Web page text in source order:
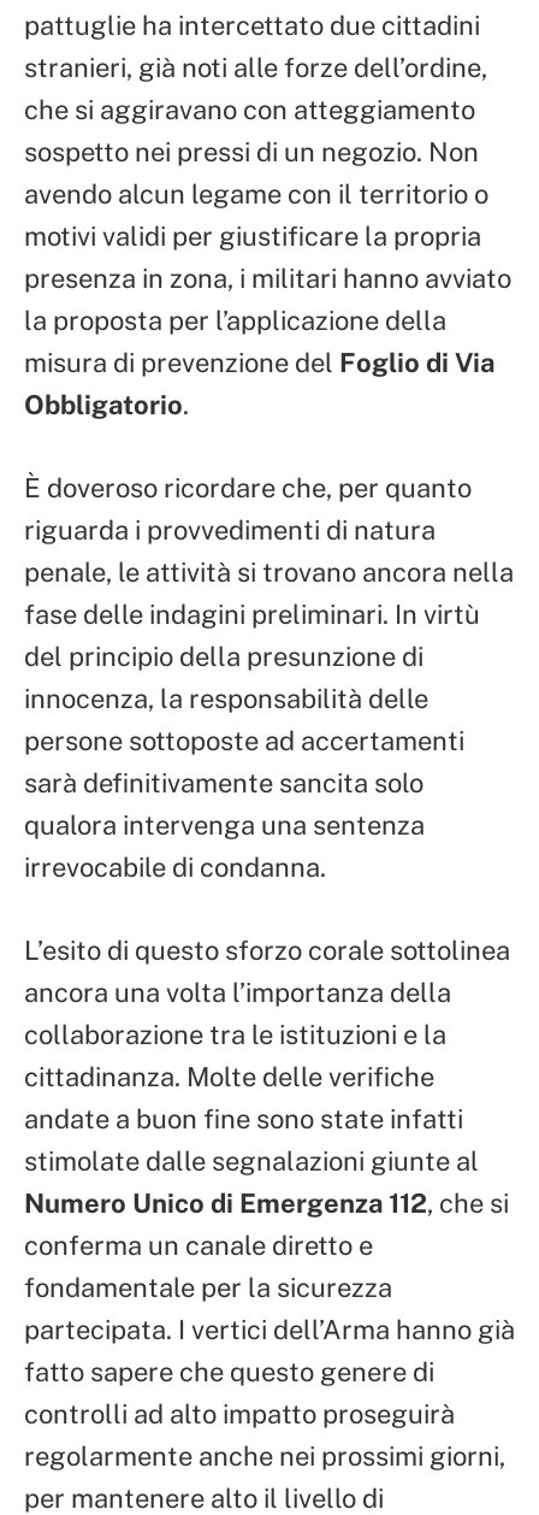
pattuglie ha intercettato due cittadini
stranieri, già noti alle forze dell’ordine,
che si aggiravano con atteggiamento
sospetto nei pressi di un negozio. Non
avendo alcun legame con il territorio o
motivi validi per giustificare la propria
presenza in zona, i militari hanno avviato
la proposta per l’applicazione della
misura di prevenzione del Foglio di Via
Obbligatorio.
È doveroso ricordare che, per quanto
riguarda i provvedimenti di natura
penale, le attività si trovano ancora nella
fase delle indagini preliminari. In virtù
del principio della presunzione di
innocenza, la responsabilità delle
persone sottoposte ad accertamenti
sarà definitivamente sancita solo
qualora intervenga una sentenza
irrevocabile di condanna.
L’esito di questo sforzo corale sottolinea
ancora una volta l’importanza della
collaborazione tra le istituzioni e la
cittadinanza. Molte delle verifiche
andate a buon fine sono state infatti
stimolate dalle segnalazioni giunte al
Numero Unico di Emergenza 112, che si
conferma un canale diretto e
fondamentale per la sicurezza
partecipata. I vertici dell’Arma hanno già
fatto sapere che questo genere di
controlli ad alto impatto proseguirà
regolarmente anche nei prossimi giorni,
per mantenere alto il livello di